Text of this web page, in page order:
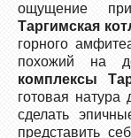
ощущение
Таргимская
горного
похожий на
комплексы
готовая
сделать
представить